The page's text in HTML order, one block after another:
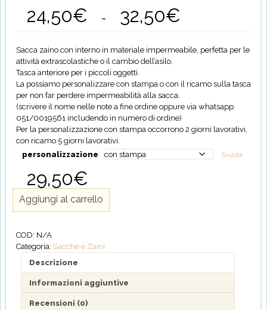
24,50€ - 32,50€
da
24,50€
32,50€
Sacca zaino con interno in materiale impermeabile, perfetta per le
attività extrascolastiche o il cambio dell’asilo.
Tasca anteriore per i piccoli oggetti.
La possiamo personalizzare con stampa o con il ricamo sulla tasca
per non far perdere impermeabilità alla sacca.
(scrivere il nome nelle note a fine ordine oppure via whatsapp
051/0019561 includendo in numero di ordine)
Per la personalizzazione con stampa occorrono 2 giorni lavorativi,
con ricamo 5 giorni lavorativi.
personalizzazione
Svuota
29,50€
Sacca
Zaino
-
Personalizzabile
quantità
Aggiungi al carrello
COD: N/A
Categoria: Sacche e Zaini
Descrizione
Informazioni aggiuntive
Recensioni (0)